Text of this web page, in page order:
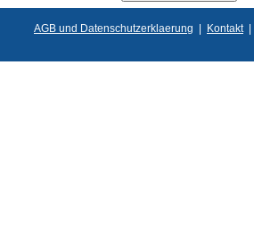
AGB und Datenschutzerklaerung | Kontakt|